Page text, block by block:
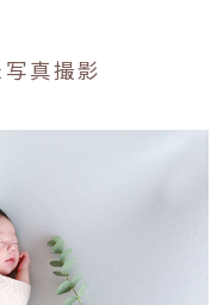
真撮影